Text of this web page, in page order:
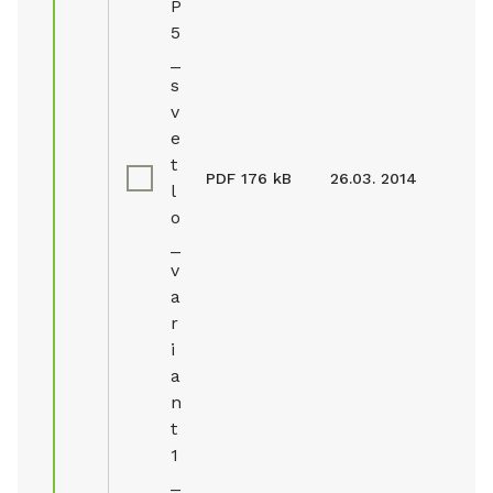
P
5
s
v
e
t
l
o
v
a
r
i
a
n
t
1
PDF 176 kB 26.03. 2014